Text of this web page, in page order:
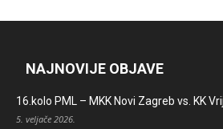
NAJNOVIJE OBJAVE
16.kolo PML – MKK Novi Zagreb vs. KK
5. veljače 2026.